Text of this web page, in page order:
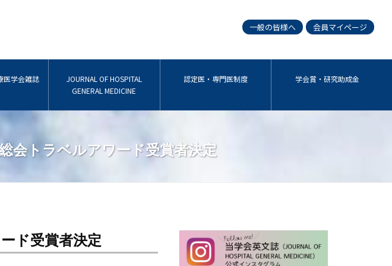
一般の皆様へ 会員マイページ
医学会雑誌
JOURNAL OF HOSPITAL
GENERAL MEDICINE
認定医・専門医制度 学会賞・研究助成金
会トラベルアワード受賞者決定
ド受賞者決定